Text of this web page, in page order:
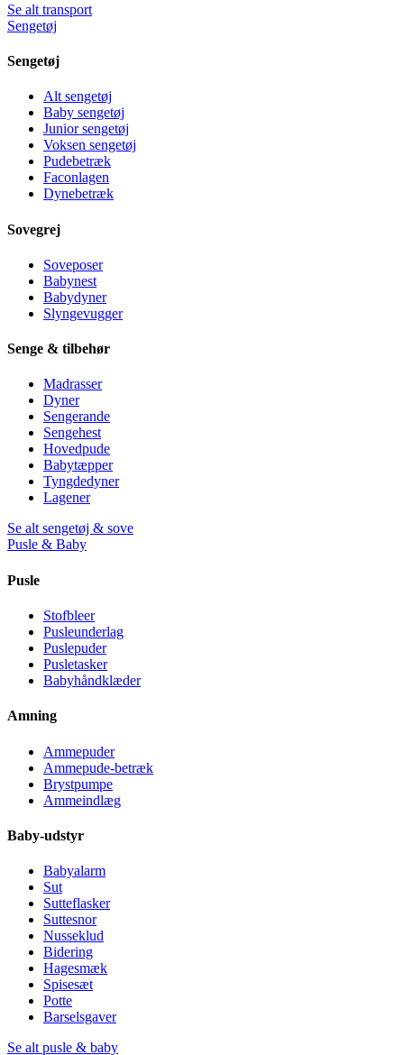
Se alt transport
Sengetøj
Sengetøj
Alt sengetøj
Baby sengetøj
Junior sengetøj
Voksen sengetøj
Pudebetræk
Faconlagen
Dynebetræk
Sovegrej
Soveposer
Babynest
Babydyner
Slyngevugger
Senge & tilbehør
Madrasser
Dyner
Sengerande
Sengehest
Hovedpude
Babytæpper
Tyngdedyner
Lagener
Se alt sengetøj & sove
Pusle & Baby
Pusle
Stofbleer
Pusleunderlag
Puslepuder
Pusletasker
Babyhåndklæder
Amning
Ammepuder
Ammepude-betræk
Brystpumpe
Ammeindlæg
Baby-udstyr
Babyalarm
Sut
Sutteflasker
Suttesnor
Nusseklud
Bidering
Hagesmæk
Spisesæt
Potte
Barselsgaver
Se alt pusle & baby